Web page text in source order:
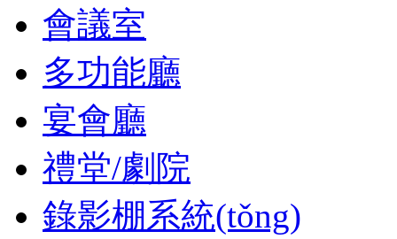
會議室
多功能廳
宴會廳
禮堂/劇院
錄影棚系統(tǒng)